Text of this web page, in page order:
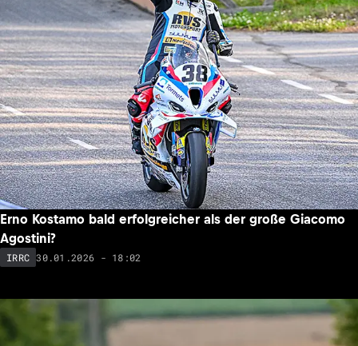
Erno Kostamo bald erfolgreicher als der große Giacomo
Agostini?
IRRC 30.01.2026 - 18:02